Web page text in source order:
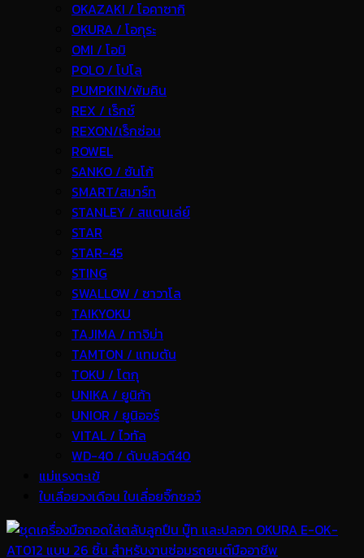
OKAZAKI / โอคาซากิ
OKURA / โอกุระ
OMI / โอมิ
POLO / โปโล
PUMPKIN/พัมคิน
REX / เร็กช์
REXON/เร็กซ่อน
ROWEL
SANKO / ซันโก้
SMART/สมาร์ท
STANLEY / สแตนเล่ย์
STAR
STAR-45
STING
SWALLOW / ซาวาโล
TAIKYOKU
TAJIMA / ทาจิม่า
TAMTON / แทมตัน
TOKU / โตกุ
UNIKA / ยูนิก้า
UNIOR / ยูนิออร์
VITAL / ไวทัล
WD-40 / ดับบลิวดี40
แม่แรงตะเข้
ใบเลื่อยวงเดือน ใบเลื่อยจิ๊กซอว์